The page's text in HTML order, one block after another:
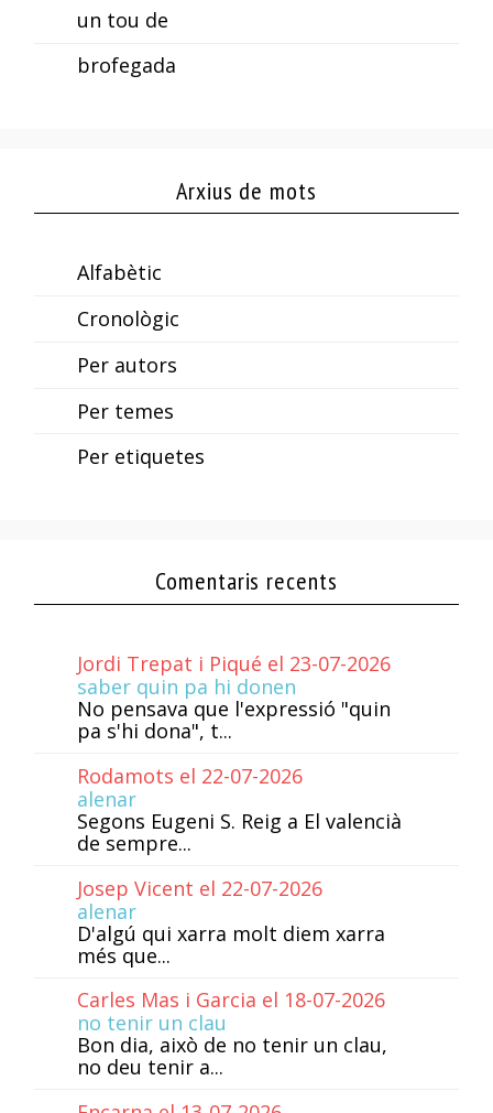
un tou de
brofegada
Arxius de mots
Alfabètic
Cronològic
Per autors
Per temes
Per etiquetes
Comentaris recents
Jordi Trepat i Piqué el 23-07-2026
saber quin pa hi donen
No pensava que l'expressió "quin
pa s'hi dona", t...
Rodamots el 22-07-2026
alenar
Segons Eugeni S. Reig a El valencià
de sempre...
Josep Vicent el 22-07-2026
alenar
D'algú qui xarra molt diem xarra
més que...
Carles Mas i Garcia el 18-07-2026
no tenir un clau
Bon dia, això de no tenir un clau,
no deu tenir a...